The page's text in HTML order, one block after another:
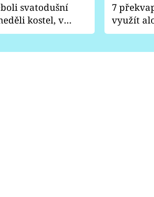
svatodušní
kostel, v
7
využít